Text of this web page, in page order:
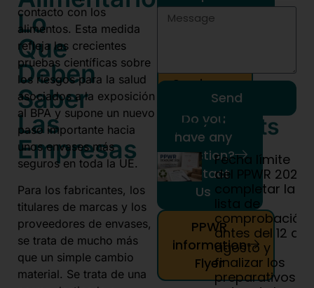
Lo
Que
Deben
Saber
Las
Empresas
contacto con los
alimentos. Esta medida
refleja las crecientes
pruebas científicas sobre
los riesgos para la salud
asociados a la exposición
al BPA y supone un nuevo
paso importante hacia
unos envases más
seguros en toda la UE.
Para los fabricantes, los
titulares de marcas y los
proveedores de envases,
se trata de mucho más
que un simple cambio
material. Se trata de una
here!
Services
Do you
have any
question?
Contact
Us
PPWR
information
Flyer
Send
More Posts
Fecha límite
del PPWR 2026:
completar la
lista de
comprobación
antes del 12 de
agosto y
finalizar los
preparativos